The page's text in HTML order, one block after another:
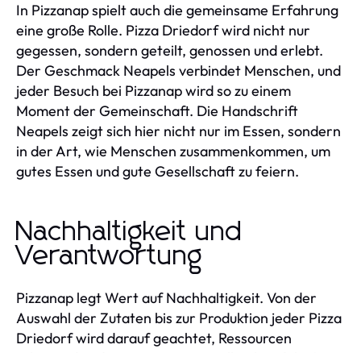
In Pizzanap spielt auch die gemeinsame Erfahrung
eine große Rolle. Pizza Driedorf wird nicht nur
gegessen, sondern geteilt, genossen und erlebt.
Der Geschmack Neapels verbindet Menschen, und
jeder Besuch bei Pizzanap wird so zu einem
Moment der Gemeinschaft. Die Handschrift
Neapels zeigt sich hier nicht nur im Essen, sondern
in der Art, wie Menschen zusammenkommen, um
gutes Essen und gute Gesellschaft zu feiern.
Nachhaltigkeit und
Verantwortung
Pizzanap legt Wert auf Nachhaltigkeit. Von der
Auswahl der Zutaten bis zur Produktion jeder Pizza
Driedorf wird darauf geachtet, Ressourcen